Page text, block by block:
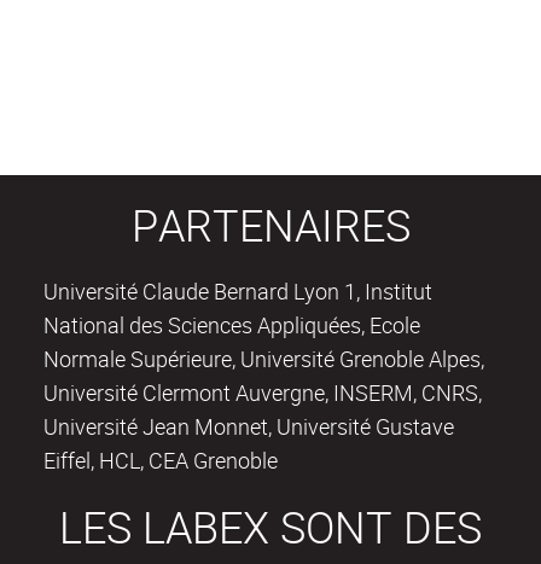
PARTENAIRES
Université Claude Bernard Lyon 1, Institut
National des Sciences Appliquées, Ecole
Normale Supérieure, Université Grenoble Alpes,
Université Clermont Auvergne, INSERM, CNRS,
Université Jean Monnet, Université Gustave
Eiffel, HCL, CEA Grenoble
LES LABEX SONT DES